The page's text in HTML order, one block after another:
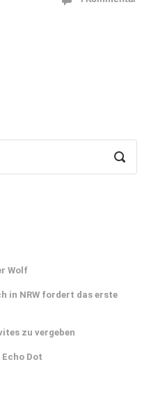
Wolf
in NRW fordert das erste
zu vergeben
Dot